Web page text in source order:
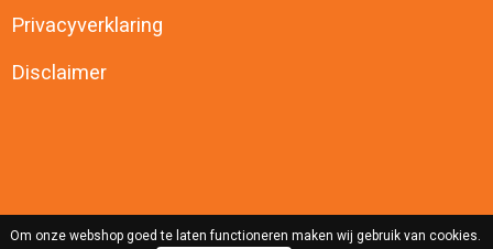
Privacyverklaring
Disclaimer
Om onze webshop goed te laten functioneren maken wij gebruik van cookies.